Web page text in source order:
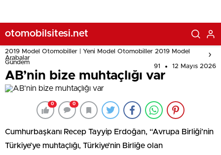
otomobilsitesi.net
2019 Model Otomobiller | Yeni Model Otomobiller 2019 Model
Arabalar
Gündem
91 12 Mayıs 2026
AB’nin bize muhtaçlığı var
0 0
Cumhurbaşkanı Recep Tayyip Erdoğan, “Avrupa Birliği’nin
Türkiye’ye muhtaçlığı, Türkiye’nin Birliğe olan